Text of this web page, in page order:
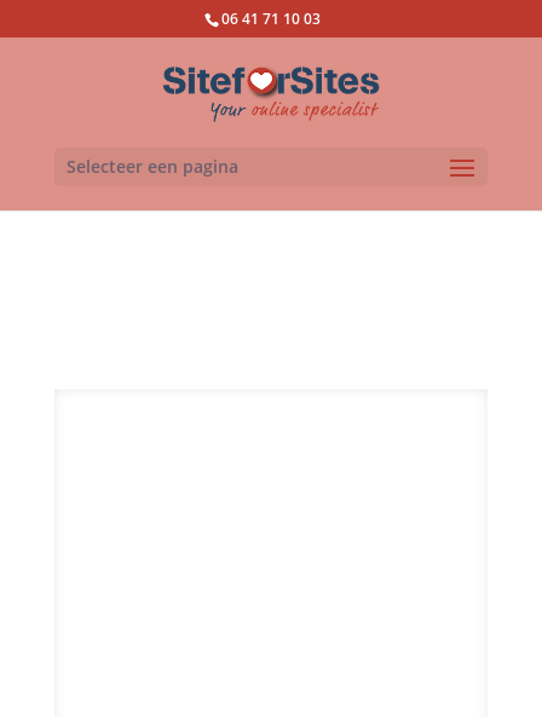
06 41 71 10 03
Selecteer een pagina